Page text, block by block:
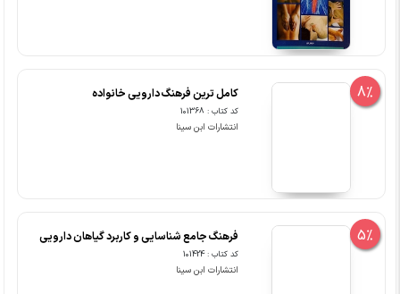
8% کامل ترین فرهنگ دارویی خانواده
کد کتاب : 101368
انتشارات ابن سینا
5% فرهنگ جامع شناسایی و کاربرد گیاهان دارویی
کد کتاب : 101424
انتشارات ابن سینا